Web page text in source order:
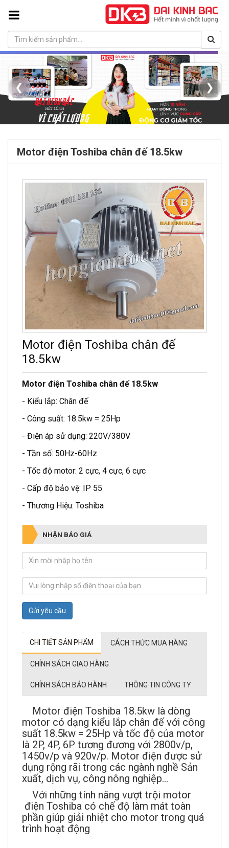
❮ ❯
Motor điện Toshiba chân đế 18.5kw
Motor điện Toshiba chân đế
18.5kw
Motor điện Toshibachân đế18.5kw
- Kiểu lắp: Chân đế
- Công suất: 18.5kw = 25Hp
- Điện áp sử dụng: 220V/380V
- Tần số: 50Hz-60Hz
- Tốc độ motor: 2 cực, 4 cực, 6 cực
- Cấp độ bảo vệ: IP 55
- Thương Hiệu: Toshiba
Motor điện Toshiba 18.5kw là dòng
motor có dạng kiểu lắp chân đế với công
suất 18.5kw = 25Hp và tốc độ của motor
là 2P, 4P, 6P tương đương với 2800v/p,
1450v/p và 920v/p. Motor điện được sử
dụng rộng rãi trong các ngành nghề Sản
xuất, dịch vụ, công nông nghiệp…
Với những tính năng vượt trội motor
điện Toshiba có chế độ làm mát toàn
phần giúp giải nhiệt cho motor trong quá
trình hoạt động